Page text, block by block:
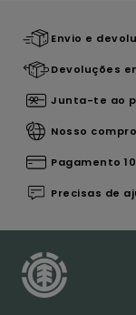
Envio e
Devoluções
Junta-te ao
Nosso
Pagamento
Precisas de